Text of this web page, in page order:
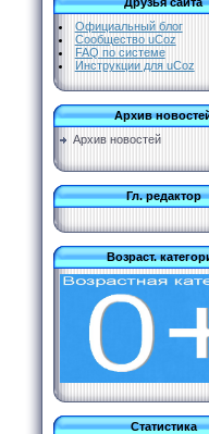
Официальный блог
Сообщество uCoz
FAQ по системе
Инструкции для uCoz
Архив
Архив новостей
Гл. редактор
Возраст.
Статистика